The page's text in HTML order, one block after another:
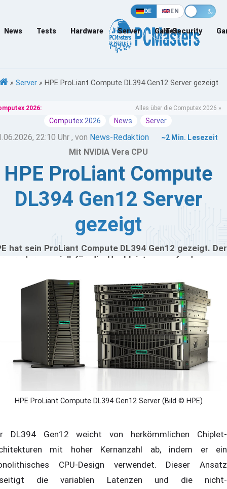
DE EN
News Tests Hardware Server Games
IT-Security
» Server » HPE ProLiant Compute DL394 Gen12 Server gezeigt
2026: Alles über die Computex 2026 »
Computex 2026 News Server
22:10 Uhr , von News-Redaktion ~2 Min. Lesezeit
Mit NVIDIA Vera CPU
HPE ProLiant Compute
DL394 Gen12 Server
gezeigt
hat sein ProLiant Compute DL394 Gen12 gezeigt. Der
der speziell für die Hochleistungsanforderungen
wurde, soll mit NVIDIA zusammen entwickelt
sein. Das auf der Computex 2026 vorgestellte
basiert auf der NVIDIA Vera CPU, die für höhere
bei gesenkter Latenz sorgen soll.
HPE ProLiant Compute DL394 Gen12 Server (Bild © HPE)
DL394 Gen12 weicht von herkömmlichen Chiplet-
mit hoher Kernanzahl ab, indem er ein
CPU-Design verwendet. Dieser Ansatz
die variablen Latenzen und die nicht-